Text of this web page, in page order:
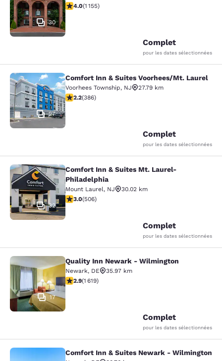
30
4.03 étoiles. Très Bien. 1155 commentaires
4.0(1 155)
Complet
pour les dates sélectionnées
Comfort Inn & Suites Voorhees/Mt.
27
Comfort Inn & Suites Voorhees/Mt. Laurel
Voorhees Township, NJ
27.79 km
2.24 étoiles. Moyen. 386 commentaires
2.2(386)
Complet
pour les dates sélectionnées
Comfort Inn & Suites Mt. Laurel-
32
Comfort Inn & Suites Mt. Laurel-
Philadelphia
Mount Laurel, NJ
30.02 km
3.01 étoiles. Moyen. 506 commentaires
3.0(506)
Complet
pour les dates sélectionnées
Quality Inn Newark - Wilmington
17
Quality Inn Newark - Wilmington
Newark, DE
35.97 km
2.86 étoiles. Moyen. 1619 commentaires
2.9(1 619)
Complet
pour les dates sélectionnées
Comfort Inn & Suites Newark -
Comfort Inn & Suites Newark - Wilmington